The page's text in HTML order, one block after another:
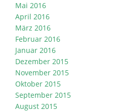
Mai 2016
April 2016
März 2016
Februar 2016
Januar 2016
Dezember 2015
November 2015
Oktober 2015
September 2015
August 2015